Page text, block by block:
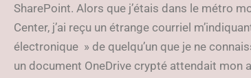
SharePoint. Alors que j’étais dans le métro
Center, j’ai reçu un étrange courriel
électronique » de quelqu’un que je ne
un document OneDrive crypté attendait mon